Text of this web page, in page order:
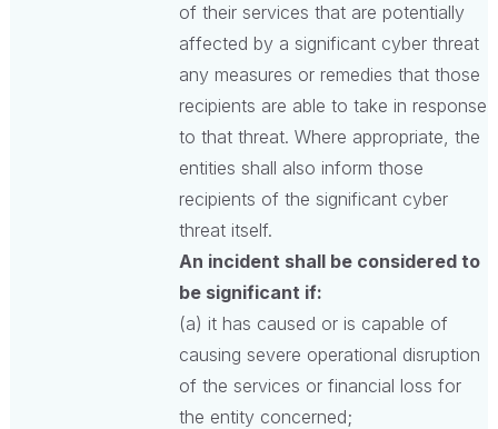
of their services that are potentially
affected by a significant cyber threat
any measures or remedies that those
recipients are able to take in response
to that threat. Where appropriate, the
entities shall also inform those
recipients of the significant cyber
threat itself.
An incident shall be considered to
be significant if:
(a) it has caused or is capable of
causing severe operational disruption
of the services or financial loss for
the entity concerned;